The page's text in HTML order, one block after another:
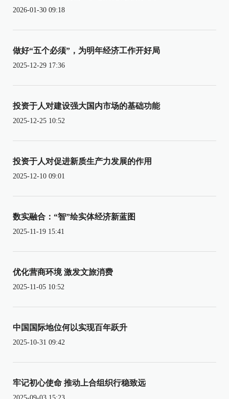
2026-01-30 09:18
做好“五个必须”，为明年经济工作开好局
2025-12-29 17:36
投资于人对建设强大国内市场的基础功能
2025-12-25 10:52
投资于人对促进新质生产力发展的作用
2025-12-10 09:01
数实融合：“智”绘实体经济新蓝图
2025-11-19 15:41
优化营商环境 激发文旅消费
2025-11-05 10:52
中国国际地位何以实现百年跃升
2025-10-31 09:42
牢记初心使命 推动上合组织行稳致远